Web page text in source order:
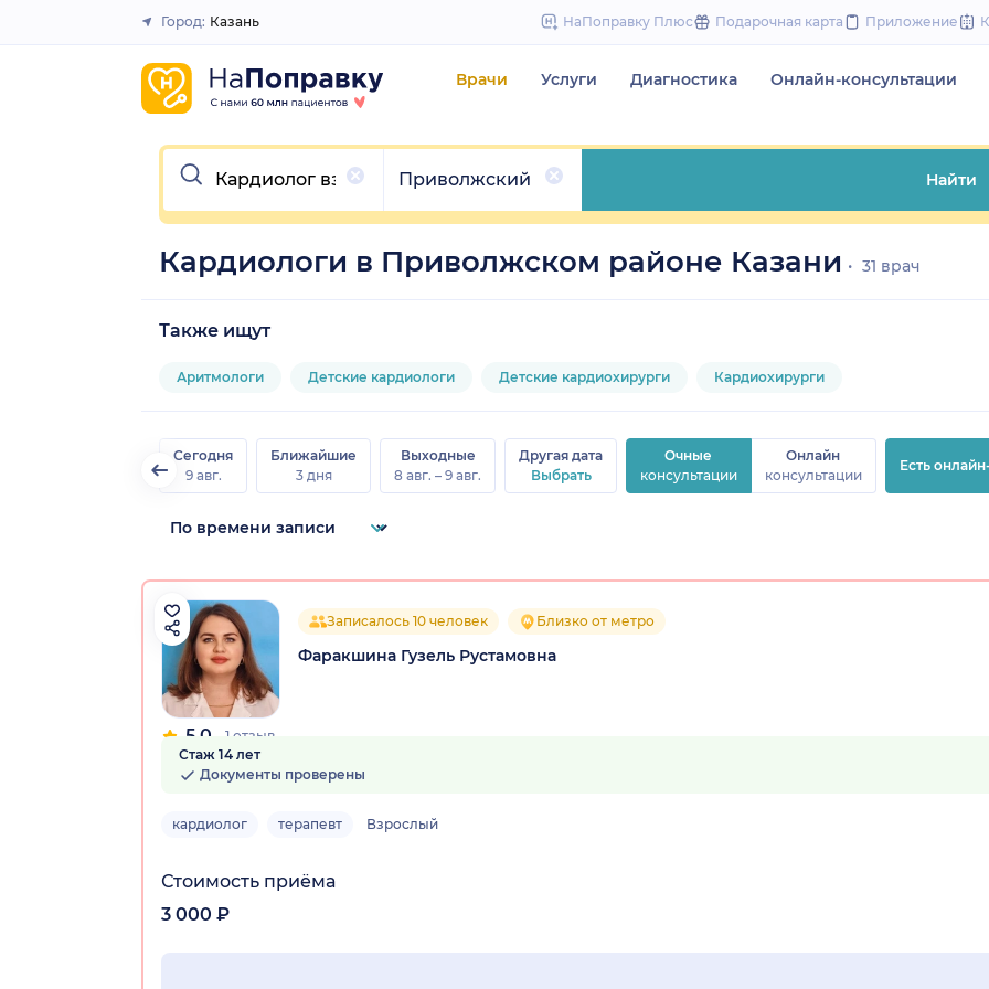
to
Закрыть
Город: Казань НаПоправку Плюс Подарочная карта Приложение
Врачи Услуги Диагностика Онлайн-консультации
Очистить
Приволжский
Найти
Кардиологи в Приволжском районе Казани 31 врач
Также ищут
Аритмологи Детские кардиологи Детские кардиохирурги Кардиохирурги
Сегодня
9 авг.
Ближайшие
3 дня
Выходные
8 авг. – 9 авг.
Другая дата
Выбрать
Очные
консультации
Онлайн
консультации
Есть
5.0 1 отзыв
Записалось 10 человек Близко от метро
Фаракшина Гузель Рустамовна
Стаж 14 лет
Документы проверены
кардиолог терапевт Взрослый
Стоимость приёма
3 000 ₽